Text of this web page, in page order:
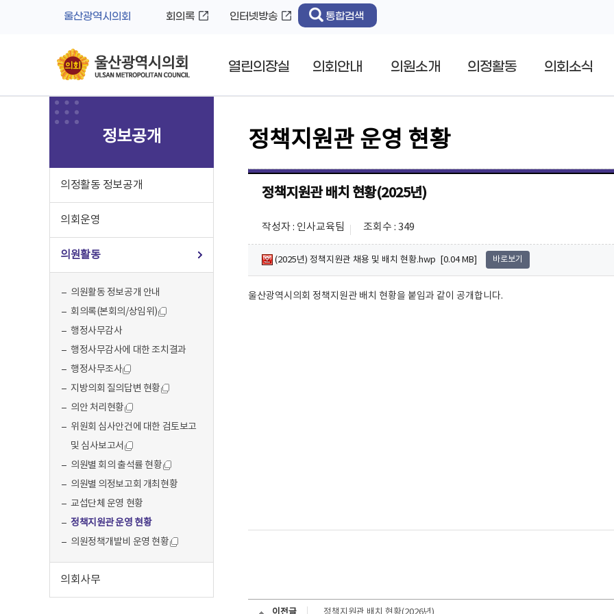
울산광역시의회 회의록 인터넷방송 통합검색
열린의장실 의회안내 의원소개 의정활동 의회소식
정보공개
의정활동 정보공개
의회운영
의원활동
의원활동 정보공개 안내
회의록(본회의/상임위)
행정사무감사
행정사무감사에 대한 조치결과
행정사무조사
지방의회 질의답변 현황
의안 처리현황
위원회 심사안건에 대한 검토보고
및 심사보고서
의원별 회의 출석률 현황
의원별 의정보고회 개최현황
교섭단체 운영 현황
정책지원관 운영 현황
의원정책개발비 운영 현황
의회사무
정책지원관 운영 현황
정책지원관 배치 현황(2025년)
작성자 : 인사교육팀 조회수 : 349
(2025년) 정책지원관 채용 및 배치 현황.hwp [0.04 MB] 바로보기
울산광역시의회 정책지원관 배치 현황을 붙임과 같이 공개합니다.